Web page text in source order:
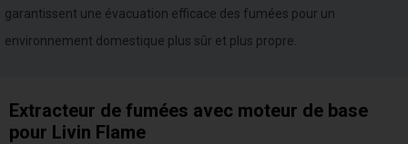
garantissent une évacuation efficace des fumées pour un
environnement domestique plus sûr et plus propre.
Extracteur de fumées avec moteur de base
pour Livin Flame